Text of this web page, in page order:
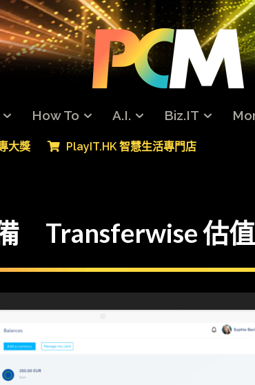
How To A.I. Biz.IT
大獎 PlayIT.HK 智慧生活專門店
Transferwise 估